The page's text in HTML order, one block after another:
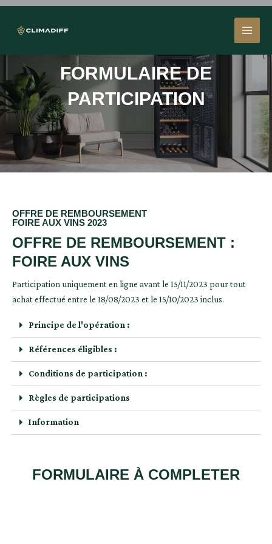
Aller
contenu
FORMULAIRE DE
PARTICIPATION
OFFRE DE REMBOURSEMENT
FOIRE AUX VINS 2023
OFFRE DE REMBOURSEMENT :
FOIRE AUX VINS
Participation uniquement en ligne avant le 15/11/2023 pour tout
achat effectué entre le 18/08/2023 et le 15/10/2023 inclus.
Principe de l'opération :
Références éligibles :
Conditions de participation :
Règles de participations
Information
FORMULAIRE À COMPLETER